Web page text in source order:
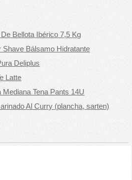
Bellota Ibérico 7,5 Kg
Shave Bálsamo Hidratante
Deliplus
Latte
Mediana Tena Pants 14U
Al Curry (plancha, sarten)